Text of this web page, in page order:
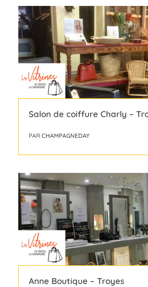
Salon de coiffure Charly –
PAR CHAMPAGNEDAY
Anne Boutique – Troyes